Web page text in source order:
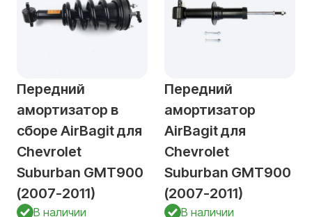
Передний
амортизатор в
сборе AirBagit для
Chevrolet
Suburban GMT900
(2007-2011)
В наличии
Передний
амортизатор
AirBagit для
Chevrolet
Suburban GMT900
(2007-2011)
В наличии